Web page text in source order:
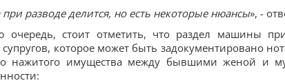
разводе делится, но есть некоторые нюансы», -
очередь, стоит отметить, что раздел машины
супругов, которое может быть задокументировано
нажитого имущества между бывшими женой и